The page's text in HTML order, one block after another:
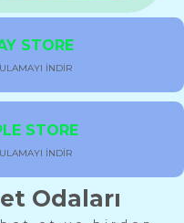
STORE
İNDİR
STORE
İNDİR
Odaları